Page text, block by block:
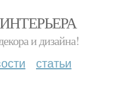
и дизайна!
статьи